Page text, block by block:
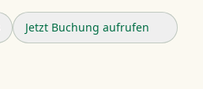
Jetzt Buchung aufrufen